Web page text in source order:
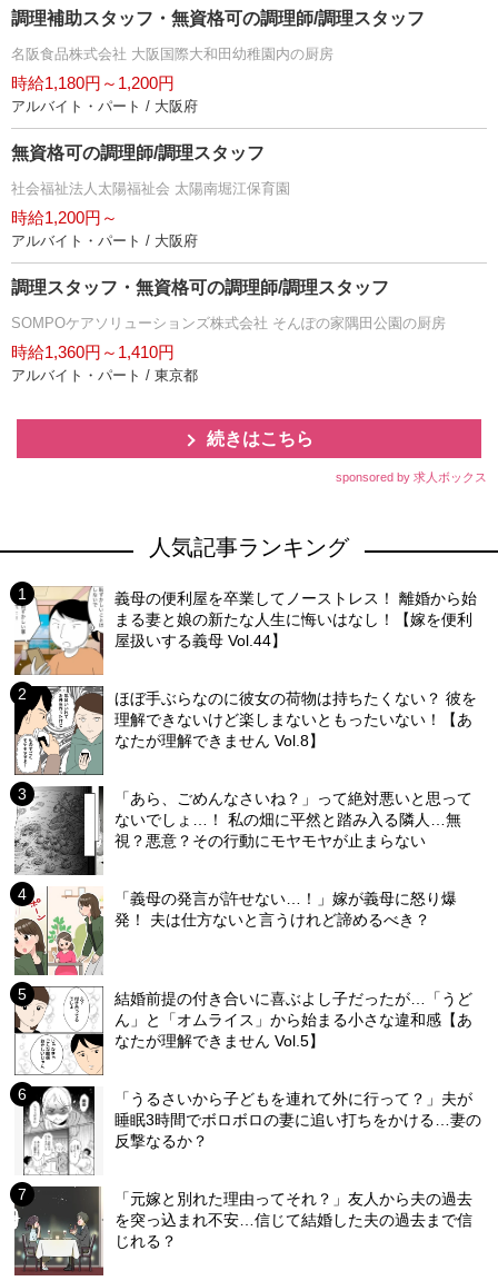
調理補助スタッフ・無資格可の調理師/調理スタッフ
名阪食品株式会社 大阪国際大和田幼稚園内の厨房
時給1,180円～1,200円
アルバイト・パート / 大阪府
無資格可の調理師/調理スタッフ
社会福祉法人太陽福祉会 太陽南堀江保育園
時給1,200円～
アルバイト・パート / 大阪府
調理スタッフ・無資格可の調理師/調理スタッフ
SOMPOケアソリューションズ株式会社 そんぽの家隅田公園の厨房
時給1,360円～1,410円
アルバイト・パート / 東京都
続きはこちら
sponsored by 求人ボックス
人気記事ランキング
義母の便利屋を卒業してノーストレス！ 離婚から始
まる妻と娘の新たな人生に悔いはなし！【嫁を便利
屋扱いする義母 Vol.44】
ほぼ手ぶらなのに彼女の荷物は持ちたくない？ 彼を
理解できないけど楽しまないともったいない！【あ
なたが理解できません Vol.8】
「あら、ごめんなさいね？」って絶対悪いと思って
ないでしょ…！ 私の畑に平然と踏み入る隣人…無
視？悪意？その行動にモヤモヤが止まらない
「義母の発言が許せない…！」嫁が義母に怒り爆
発！ 夫は仕方ないと言うけれど諦めるべき？
結婚前提の付き合いに喜ぶよし子だったが…「うど
ん」と「オムライス」から始まる小さな違和感【あ
なたが理解できません Vol.5】
「うるさいから子どもを連れて外に行って？」夫が
睡眠3時間でボロボロの妻に追い打ちをかける…妻の
反撃なるか？
「元嫁と別れた理由ってそれ？」友人から夫の過去
を突っ込まれ不安…信じて結婚した夫の過去まで信
じれる？